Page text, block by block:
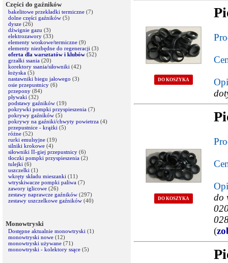
Części do gaźników
bakelitowe przekładki termiczne (7)
dolne części gaźników (5)
dysze (26)
dźwignie gazu (3)
elektrozawory (33)
elementy woskowe/termiczne (9)
elementy niezbędne do regeneracji (3)
oferta dla warsztatów i klubów (52)
grzałki ssania (20)
korektory ssania/siłowniki (42)
łożyska (5)
nastawniki biegu jałowego (3)
osie przepustnicy (6)
przepony (84)
pływaki (32)
podstawy gaźników (19)
pokrywki pompki przyspieszenia (7)
pokrywy gaźników (5)
pokrywy na gaźniki/chwyty powietrza (4)
przepustnice - krążki (5)
różne (52)
rurki emulsyjne (19)
silniki krokowe (4)
siłowniki II-giej przepustnicy (6)
tłoczki pompki przyspieszenia (2)
tulejki (6)
uszczelki (1)
wkręty składu mieszanki (11)
wtryskiwacze pompki paliwa (7)
zawory iglicowe (26)
zestawy naprawcze gaźników (297)
zestawy uszczelkowe gaźników (40)
Monowtryski
Dostępne aktualnie monowtryski (1)
monowtryski nowe (12)
monowtryski używane (71)
monowtryski - kolektory ssące (5)
DO KOSZYKA
DO KOSZYKA
do
(